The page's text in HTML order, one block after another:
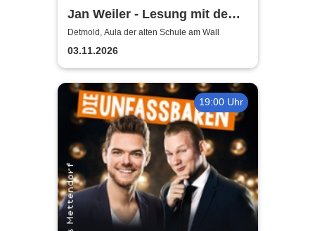
Jan Weiler - Lesung mit dem
Roman "Vogelhaus"
Detmold, Aula der alten Schule am Wall
03.11.2026
19:00 Uhr